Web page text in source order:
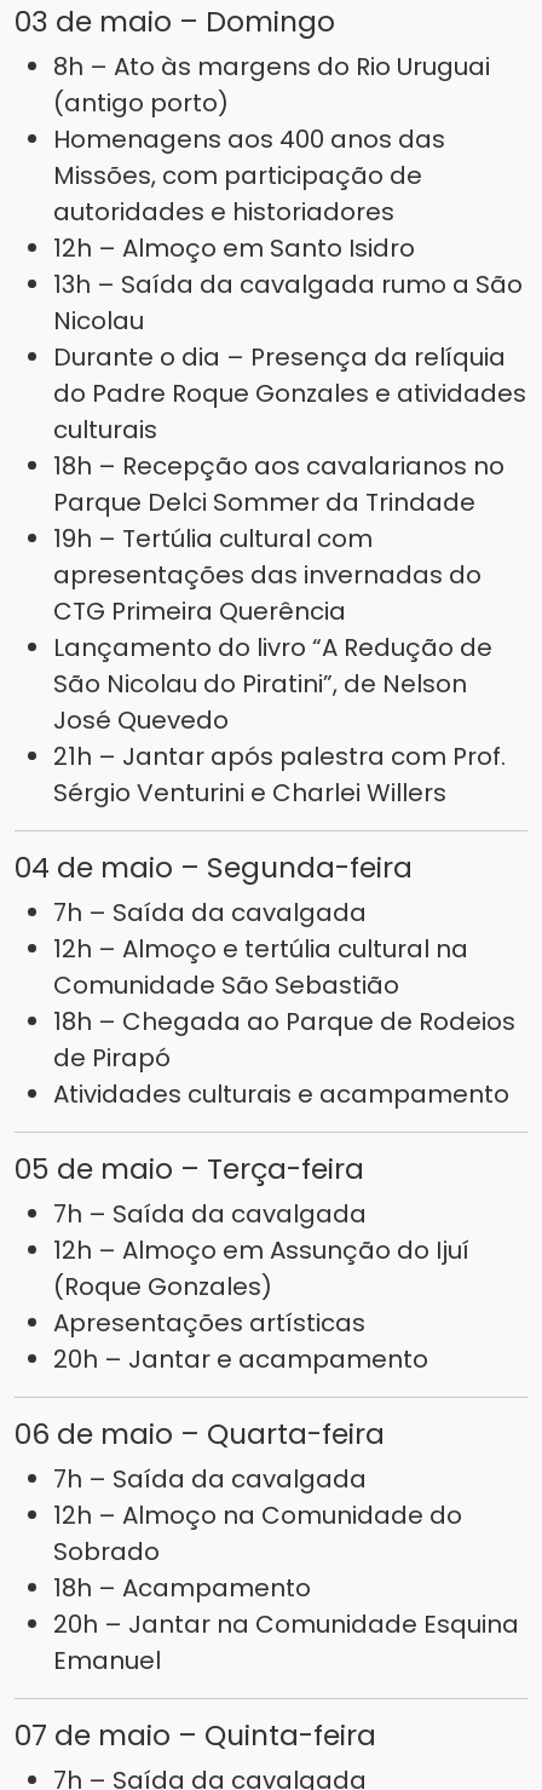
03 de maio – Domingo
8h – Ato às margens do Rio Uruguai
(antigo porto)
Homenagens aos 400 anos das
Missões, com participação de
autoridades e historiadores
12h – Almoço em Santo Isidro
13h – Saída da cavalgada rumo a São
Nicolau
Durante o dia – Presença da relíquia
do Padre Roque Gonzales e atividades
culturais
18h – Recepção aos cavalarianos no
Parque Delci Sommer da Trindade
19h – Tertúlia cultural com
apresentações das invernadas do
CTG Primeira Querência
Lançamento do livro “A Redução de
São Nicolau do Piratini”, de Nelson
José Quevedo
21h – Jantar após palestra com Prof.
Sérgio Venturini e Charlei Willers
04 de maio – Segunda-feira
7h – Saída da cavalgada
12h – Almoço e tertúlia cultural na
Comunidade São Sebastião
18h – Chegada ao Parque de Rodeios
de Pirapó
Atividades culturais e acampamento
05 de maio – Terça-feira
7h – Saída da cavalgada
12h – Almoço em Assunção do Ijuí
(Roque Gonzales)
Apresentações artísticas
20h – Jantar e acampamento
06 de maio – Quarta-feira
7h – Saída da cavalgada
12h – Almoço na Comunidade do
Sobrado
18h – Acampamento
20h – Jantar na Comunidade Esquina
Emanuel
07 de maio – Quinta-feira
7h – Saída da cavalgada